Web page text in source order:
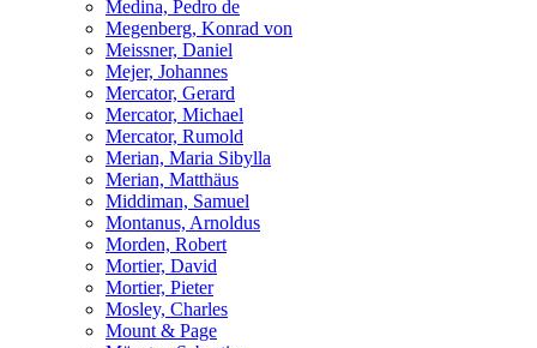
Medina, Pedro de
Megenberg, Konrad von
Meissner, Daniel
Mejer, Johannes
Mercator, Gerard
Mercator, Michael
Mercator, Rumold
Merian, Maria Sibylla
Merian, Matthäus
Middiman, Samuel
Montanus, Arnoldus
Morden, Robert
Mortier, David
Mortier, Pieter
Mosley, Charles
Mount & Page